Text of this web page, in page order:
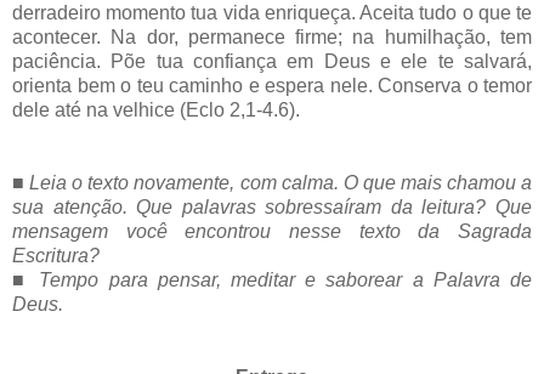
derradeiro momento tua vida enriqueça. Aceita tudo o que te
acontecer. Na dor, permanece firme; na humilhação, tem
paciência. Põe tua confiança em Deus e ele te salvará,
orienta bem o teu caminho e espera nele. Conserva o temor
dele até na velhice (Eclo 2,1-4.6).
■Leia o texto novamente, com calma. O que mais chamou a
sua atenção. Que palavras sobressaíram da leitura? Que
mensagem você encontrou nesse texto da Sagrada
Escritura?
■ Tempo para pensar, meditar e saborear a Palavra de
Deus.